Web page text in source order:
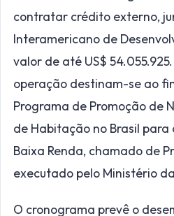
contratar crédito externo,
Interamericano de
valor de até US$
operação destinam-se ao
Programa de Promoção de
de Habitação no Brasil para
Baixa Renda, chamado de
executado pelo Ministério
O cronograma prevê o